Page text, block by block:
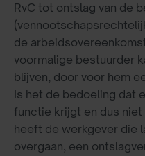
RvC tot ontslag van de
de
voormalige bestuurder
blijven, door voor hem
Is het de bedoeling dat
functie krijgt en dus
heeft de werkgever die
overgaan, een